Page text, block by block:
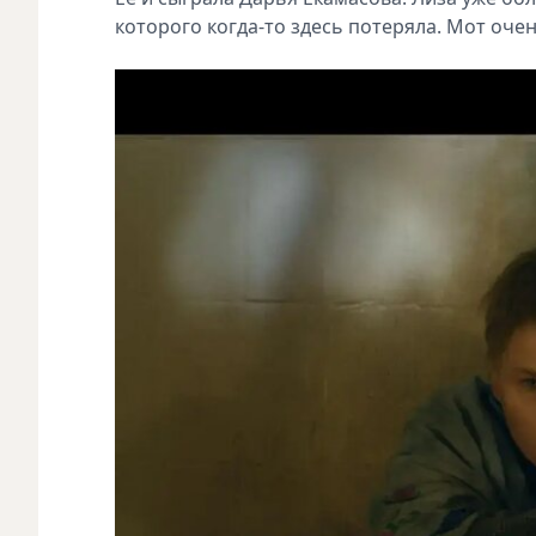
которого когда-то здесь потеряла. Мот